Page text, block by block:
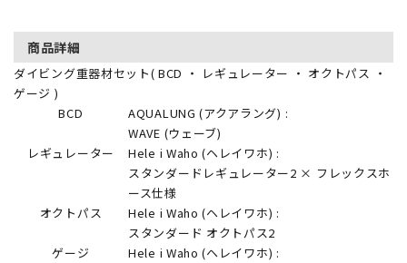
商品詳細
ダイビング重器材セット( BCD ・ レギュレーター ・ オクトパス ・
ゲージ )
BCD
AQUALUNG (アクアラング) :
WAVE (ウェーブ)
レギュレーター
Hele i Waho (ヘレイワホ) :
スタンダードレギュレーター2 × フレックスホ
ース仕様
オクトパス
Hele i Waho (ヘレイワホ) :
スタンダード オクトパス2
ゲージ
Hele i Waho (ヘレイワホ) :